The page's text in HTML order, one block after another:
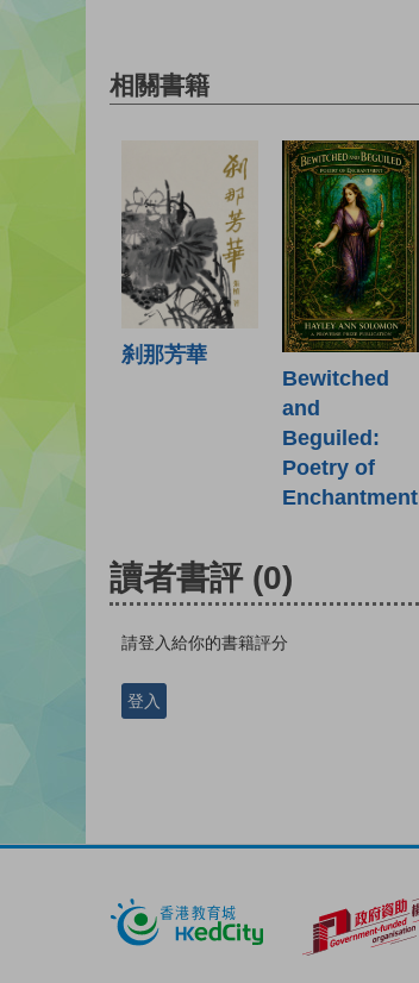
相關書籍
刹那芳華
Bewitched
and
Beguiled:
Poetry of
Enchantment
讀者書評 (0)
請登入給你的書籍評分
登入